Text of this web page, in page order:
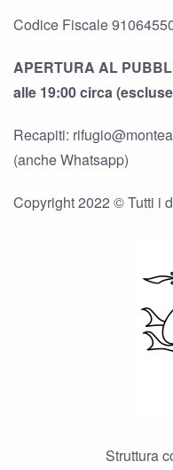
Codice Fiscale
APERTURA AL
alle 19:00 circa
Recapiti:
(anche Whatsapp)
Copyright 2022 © Tutti i
Struttura